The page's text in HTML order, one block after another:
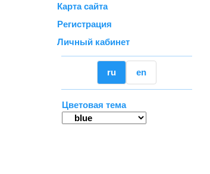
Карта сайта
Регистрация
Личный кабинет
ru en
Цветовая тема